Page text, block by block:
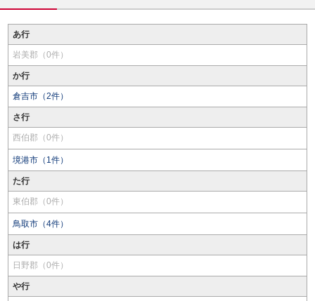
あ行
岩美郡（0件）
か行
倉吉市（2件）
さ行
西伯郡（0件）
境港市（1件）
た行
東伯郡（0件）
鳥取市（4件）
は行
日野郡（0件）
や行